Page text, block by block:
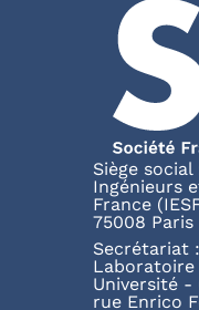
Siège social
Ingénieurs
France
75008 Paris
Secrétariat :
Laboratoire
Université -
rue Enrico